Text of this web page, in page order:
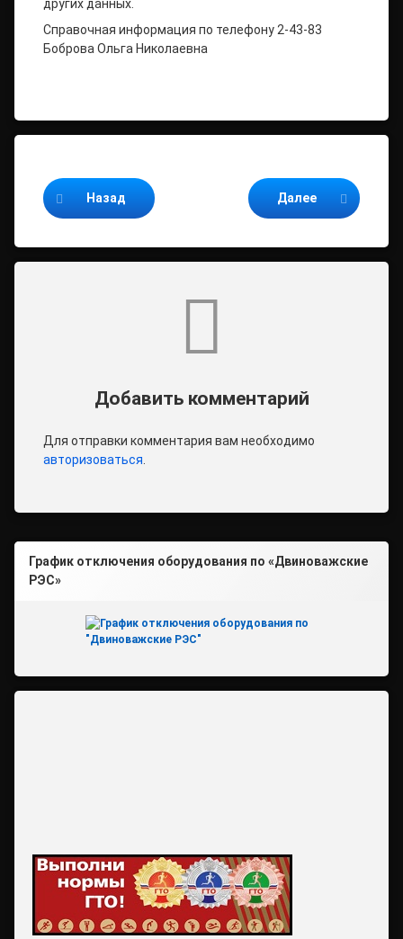
других данных.
Справочная информация по телефону 2-43-83
Боброва Ольга Николаевна
Назад Далее
Добавить комментарий
Для отправки комментария вам необходимо
авторизоваться
График отключения оборудования по «Двиноважские
РЭС»